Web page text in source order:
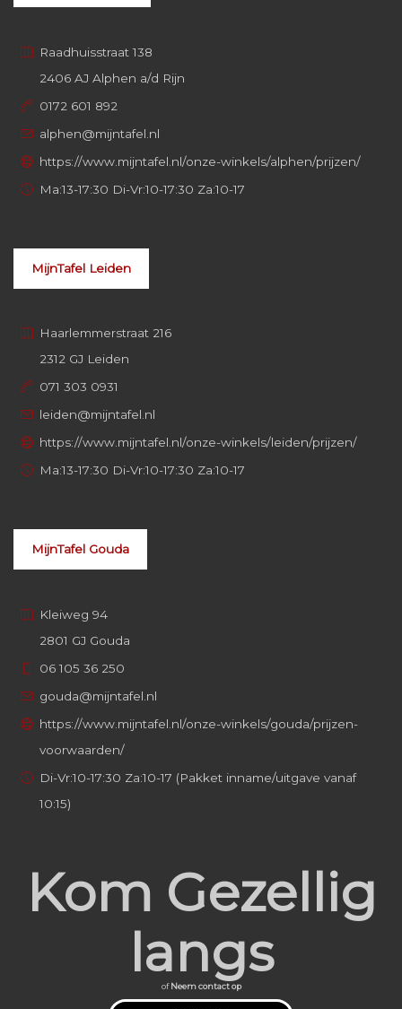
Raadhuisstraat 138
2406 AJ Alphen a/d Rijn
0172 601 892
alphen@mijntafel.nl
https://www.mijntafel.nl/onze-winkels/alphen/prijzen/
Ma:13-17:30 Di-Vr:10-17:30 Za:10-17
MijnTafel Leiden
Haarlemmerstraat 216
2312 GJ Leiden
071 303 0931
leiden@mijntafel.nl
https://www.mijntafel.nl/onze-winkels/leiden/prijzen/
Ma:13-17:30 Di-Vr:10-17:30 Za:10-17
MijnTafel Gouda
Kleiweg 94
2801 GJ Gouda
06 105 36 250
gouda@mijntafel.nl
https://www.mijntafel.nl/onze-winkels/gouda/prijzen-
voorwaarden/
Di-Vr:10-17:30 Za:10-17 (Pakket inname/uitgave vanaf
10:15)
Kom Gezellig
langs
ofNeem contact op